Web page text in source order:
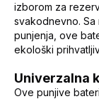
izborom za
svakodnevno. Sa
punjenja, ove
ekološki
Univerzalna
Ove punjive